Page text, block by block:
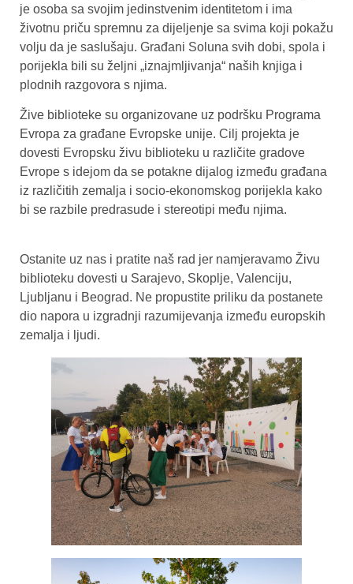
je osoba sa svojim jedinstvenim identitetom i ima
životnu priču spremnu za dijeljenje sa svima koji pokažu
volju da je saslušaju. Građani Soluna svih dobi, spola i
porijekla bili su željni „iznajmljivanja“ naših knjiga i
plodnih razgovora s njima.
Žive biblioteke su organizovane uz podršku Programa
Evropa za građane Evropske unije. Cilj projekta je
dovesti Evropsku živu biblioteku u različite gradove
Evrope s idejom da se potakne dijalog između građana
iz različitih zemalja i socio-ekonomskog porijekla kako
bi se razbile predrasude i stereotipi među njima.
Ostanite uz nas i pratite naš rad jer namjeravamo Živu
biblioteku dovesti u Sarajevo, Skoplje, Valenciju,
Ljubljanu i Beograd. Ne propustite priliku da postanete
dio napora u izgradnji razumijevanja između europskih
zemalja i ljudi.